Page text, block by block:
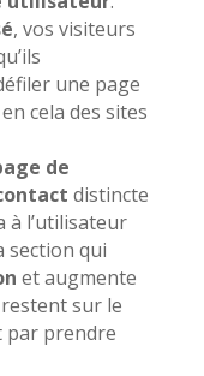
, vos visiteurs
une page
cela des sites
de
distincte
à l’utilisateur
section qui
et augmente
sur le
par prendre